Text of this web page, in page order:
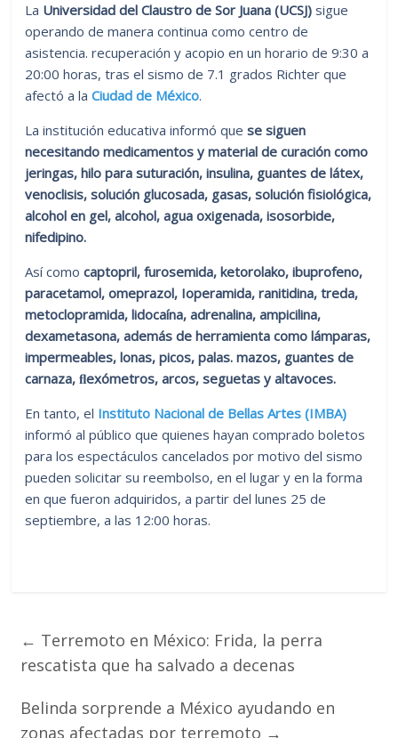
La Universidad del Claustro de Sor Juana (UCSJ) sigue
operando de manera continua como centro de
asistencia. recuperación y acopio en un horario de 9:30 a
20:00 horas, tras el sismo de 7.1 grados Richter que
afectó a laCiudad de México.
La institución educativa informó quese siguen
necesitando medicamentos y material de curación como
jeringas, hilo para suturación, insulina, guantes de látex,
venoclisis, solución glucosada, gasas, solución fisiológica,
alcohol en gel, alcohol, agua oxigenada, isosorbide,
nifedipino.
Así comocaptopril, furosemida, ketorolako, ibuprofeno,
paracetamol, omeprazol, Ioperamida, ranitidina, treda,
metoclopramida, lidocaína, adrenalina, ampicilina,
dexametasona, además de herramienta como lámparas,
impermeables, lonas, picos, palas. mazos, guantes de
carnaza, ﬂexómetros, arcos, seguetas y altavoces.
En tanto, el Instituto Nacional de Bellas Artes (IMBA)
informó al público que quienes hayan comprado boletos
para los espectáculos cancelados por motivo del sismo
pueden solicitar su reembolso, en el lugar y en la forma
en que fueron adquiridos, a partir del lunes 25 de
septiembre, a las 12:00 horas.
← Terremoto en México: Frida, la perra
rescatista que ha salvado a decenas
Belinda sorprende a México ayudando en
zonas afectadas por terremoto →